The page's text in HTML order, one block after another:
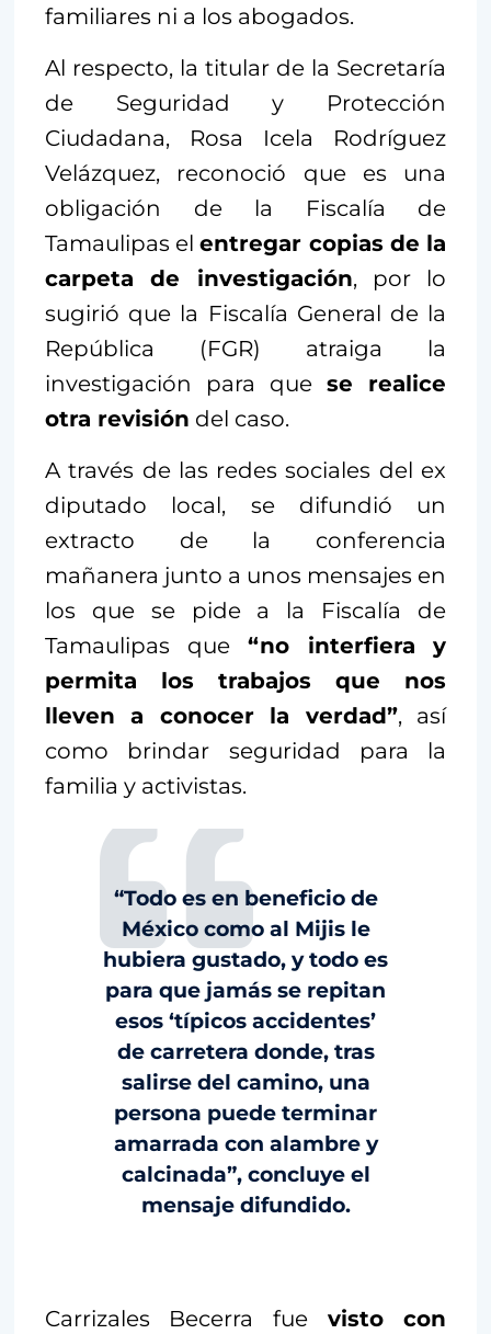
familiares ni a los abogados.
Al respecto, la titular de la Secretaría
de Seguridad y Protección
Ciudadana, Rosa Icela Rodríguez
Velázquez, reconoció que es una
obligación de la Fiscalía de
Tamaulipas elentregar copias de la
carpeta de investigación, por lo
sugirió que la Fiscalía General de la
República (FGR) atraiga la
investigación para quese realice
otra revisión del caso.
A través de las redes sociales del ex
diputado local, se difundió un
extracto de la conferencia
mañanera junto a unos mensajes en
los que se pide a la Fiscalía de
Tamaulipas que“no interfiera y
permita los trabajos que nos
lleven a conocer la verdad”, así
como brindar seguridad para la
familia y activistas.
“Todo es en beneficio de
México como al Mijis le
hubiera gustado, y todo es
para que jamás se repitan
esos ‘típicos accidentes’
de carretera donde, tras
salirse del camino, una
persona puede terminar
amarrada con alambre y
calcinada”, concluye el
mensaje difundido.
Carrizales Becerra fuevisto con